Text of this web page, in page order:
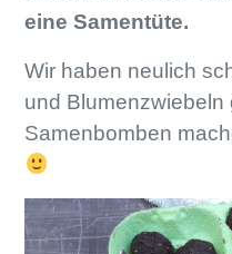
eine Samentüte.
Wir haben neulich
und Blumenzwiebeln
Samenbomben